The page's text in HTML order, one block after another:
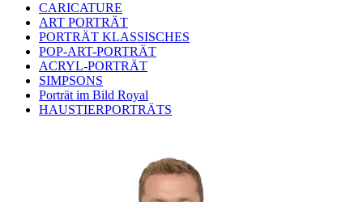
CARICATURE
ART PORTRÄT
PORTRÄT KLASSISCHES
POP-ART-PORTRÄT
ACRYL-PORTRÄT
SIMPSONS
Porträt im Bild Royal
HAUSTIERPORTRÄTS